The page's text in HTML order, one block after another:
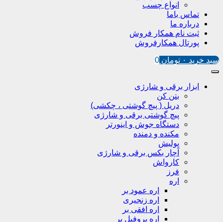
انواع چسب
تماس باما
درباره ما
ثبت نام همکار فروش
پورتال همکارفروش
سبد خرید ۰ تومان 0
ابزار برقی و شارژی
بتن کن
دریل ( پیچ گوشتی ، چکشی)
پیچ گوشتی برقی و شارژی
دستگاه جوش و اینورتر
مکنده و دمنده
پولیش
آچار بکس برقی و شارژی
کارواش
فرز
اره
اره عمود بر
اره زنجیری
اره افقی بر
اره پروفیل پر